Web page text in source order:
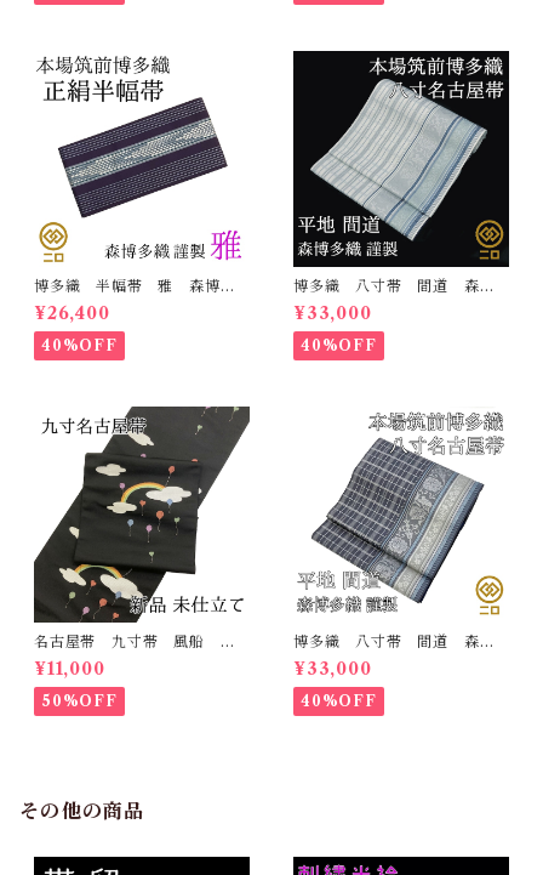
博多織 半幅帯 雅 森博多
織 正絹 リバーシブル 長
さ/3m78cm 日本製 和装
小袋帯 半巾帯
¥26,400
40%OFF
博多織 八寸帯 間道 森博
多織 正絹 日本製 未仕立
て 名古屋帯
¥33,000
40%OFF
名古屋帯 九寸帯 風船
雲 虹 正絹 日本製 九寸
名古屋帯
¥11,000
50%OFF
博多織 八寸帯 間道 森博
多織 正絹 日本製 未仕立
て 名古屋帯
¥33,000
40%OFF
その他の商品